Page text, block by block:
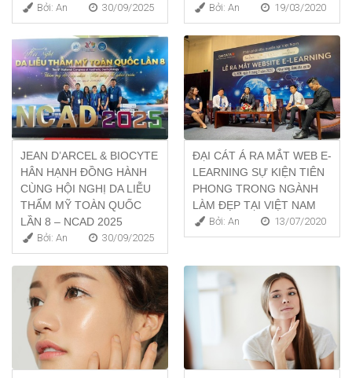
Bởi: An 30/09/2025 Bởi: An 19/03/2020
JEAN D’ARCEL & BIOCYTE
HÂN HẠNH ĐỒNG HÀNH
CÙNG HỘI NGHỊ DA LIỄU
THẨM MỸ TOÀN QUỐC
LẦN 8 – NCAD 2025
Bởi: An 30/09/2025
ĐẠI CÁT Á RA MẮT WEB E-
LEARNING SỰ KIỆN TIÊN
PHONG TRONG NGÀNH
LÀM ĐẸP TẠI VIỆT NAM
Bởi: An 13/07/2020